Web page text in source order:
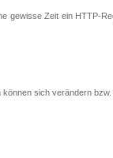
gewisse Zeit ein HTTP-
sich verändern bzw.